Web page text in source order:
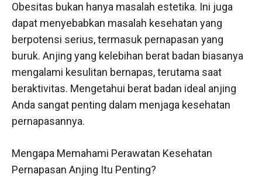
Obesitas bukan hanya masalah estetika. Ini juga
dapat menyebabkan masalah kesehatan yang
berpotensi serius, termasuk pernapasan yang
buruk. Anjing yang kelebihan berat badan biasanya
mengalami kesulitan bernapas, terutama saat
beraktivitas. Mengetahui berat badan ideal anjing
Anda sangat penting dalam menjaga kesehatan
pernapasannya.
Mengapa Memahami Perawatan Kesehatan
Pernapasan Anjing Itu Penting?